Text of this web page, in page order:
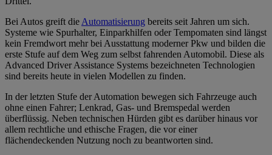
Bei Autos greift dieAutomatisierung bereits seit Jahren um sich.
Systeme wie Spurhalter, Einparkhilfen oder Tempomaten sind längst
kein Fremdwort mehr bei Ausstattung moderner Pkw und bilden die
erste Stufe auf dem Weg zum selbst fahrenden Automobil. Diese als
Advanced Driver Assistance Systems bezeichneten Technologien
sind bereits heute in vielen Modellen zu finden.
In der letzten Stufe der Automation bewegen sich Fahrzeuge auch
ohne einen Fahrer; Lenkrad, Gas- und Bremspedal werden
überflüssig. Neben technischen Hürden gibt es darüber hinaus vor
allem rechtliche und ethische Fragen, die vor einer
flächendeckenden Nutzung noch zu beantworten sind.